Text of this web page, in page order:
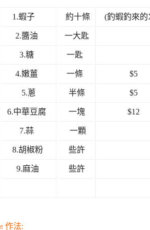
1.蝦子 約十條 (釣蝦釣來
2.醬油 一大匙
3.糖 一匙
4.嫩薑 一條 $5
5.蔥 半條 $5
6.中華豆腐 一塊 $12
7.蒜 一顆
8.胡椒粉 些許
9.麻油 些許
作法: